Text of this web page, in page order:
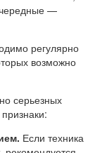
—
регулярно
возможно
серьезных
Если техника